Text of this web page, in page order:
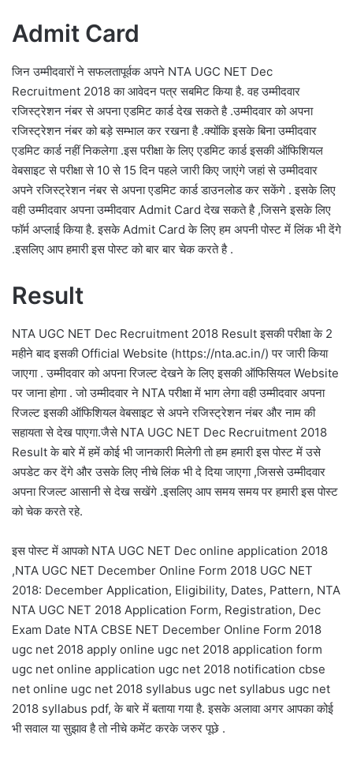
Admit Card
जिन उम्मीदवारों ने सफलतापूर्वक अपने NTA UGC NET Dec
Recruitment 2018 का आवेदन पत्र सबमिट किया है. वह उम्मीदवार
रजिस्ट्रेशन नंबर से अपना एडमिट कार्ड देख सकते है .उम्मीदवार को अपना
रजिस्ट्रेशन नंबर को बड़े सम्भाल कर रखना है .क्योंकि इसके बिना उम्मीदवार
एडमिट कार्ड नहीं निकलेगा .इस परीक्षा के लिए एडमिट कार्ड इसकी ऑफिशियल
वेबसाइट से परीक्षा से 10 से 15 दिन पहले जारी किए जाएंगे जहां से उम्मीदवार
अपने रजिस्ट्रेशन नंबर से अपना एडमिट कार्ड डाउनलोड कर सकेंगे . इसके लिए
वही उम्मीदवार अपना उम्मीदवार Admit Card देख सकते है ,जिसने इसके लिए
फॉर्म अप्लाई किया है. इसके Admit Card के लिए हम अपनी पोस्ट में लिंक भी देंगे
.इसलिए आप हमारी इस पोस्ट को बार बार चेक करते है .
Result
NTA UGC NET Dec Recruitment 2018 Result इसकी परीक्षा के 2
महीने बाद इसकी Official Website (https://nta.ac.in/) पर जारी किया
जाएगा . उम्मीदवार को अपना रिजल्ट देखने के लिए इसकी ऑफिसियल Website
पर जाना होगा . जो उम्मीदवार ने NTA परीक्षा में भाग लेगा वही उम्मीदवार अपना
रिजल्ट इसकी ऑफिशियल वेबसाइट से अपने रजिस्ट्रेशन नंबर और नाम की
सहायता से देख पाएगा.जैसे NTA UGC NET Dec Recruitment 2018
Result के बारे में हमें कोई भी जानकारी मिलेगी तो हम हमारी इस पोस्ट में उसे
अपडेट कर देंगे और उसके लिए नीचे लिंक भी दे दिया जाएगा ,जिससे उम्मीदवार
अपना रिजल्ट आसानी से देख सखेंगे .इसलिए आप समय समय पर हमारी इस पोस्ट
को चेक करते रहे.
इस पोस्ट में आपको NTA UGC NET Dec online application 2018
,NTA UGC NET December Online Form 2018 UGC NET
2018: December Application, Eligibility, Dates, Pattern, NTA
NTA UGC NET 2018 Application Form, Registration, Dec
Exam Date NTA CBSE NET December Online Form 2018
ugc net 2018 apply online ugc net 2018 application form
ugc net online application ugc net 2018 notification cbse
net online ugc net 2018 syllabus ugc net syllabus ugc net
2018 syllabus pdf, के बारे में बताया गया है. इसके अलावा अगर आपका कोई
भी सवाल या सुझाव है तो नीचे कमेंट करके जरुर पूछे .